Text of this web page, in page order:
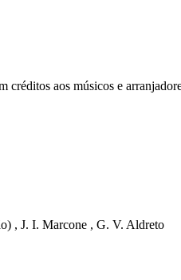
aos músicos e
, J. I. Marcone , G. V. Aldreto